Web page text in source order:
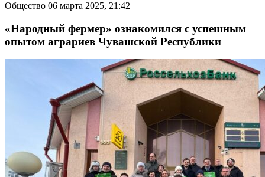
Общество 06 марта 2025, 21:42
«Народный фермер» ознакомился с успешным
опытом аграриев Чувашской Республики